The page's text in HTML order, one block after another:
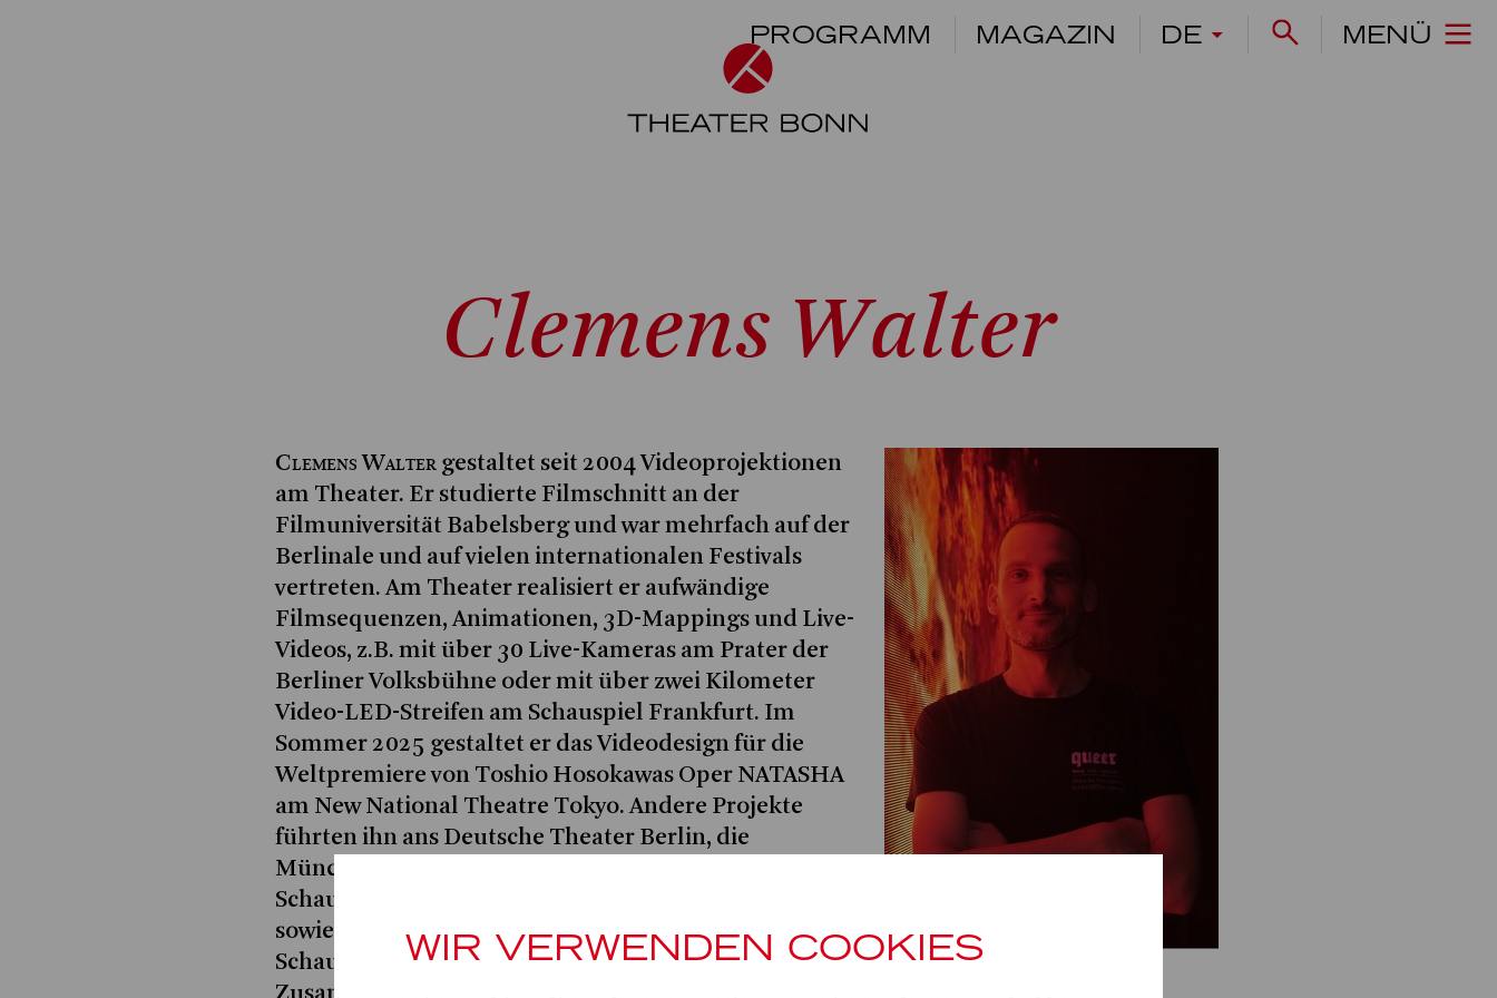
PROGRAMM MAGAZIN DE MENÜ
Clemens Walter
Clemens Walter gestaltet seit 2004 Videoprojektionen
am Theater. Er studierte Filmschnitt an der
Filmuniversität Babelsberg und war mehrfach auf der
Berlinale und auf vielen internationalen Festivals
vertreten. Am Theater realisiert er aufwändige
Filmsequenzen, Animationen, 3D-Mappings und Live-
Videos, z.B. mit über 30 Live-Kameras am Prater der
Berliner Volksbühne oder mit über zwei Kilometer
Video-LED-Streifen am Schauspiel Frankfurt. Im
Sommer 2025 gestaltet er das Videodesign für die
Weltpremiere von Toshio Hosokawas Oper NATASHA
am New National Theatre Tokyo. Andere Projekte
führten ihn ans Deutsche Theater Berlin, die
Münchner Kammerspiele, das Düsseldorfer
Schauspielhaus, an Schauspiel und Oper Frankfurt
sowie an weitere renommierte Opern- und
Schauspielhäuser. Eine kontinuierliche
WIR VERWENDEN COOKIES